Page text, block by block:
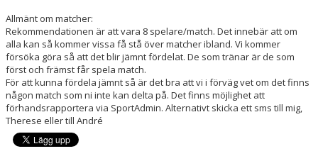
Allmänt om matcher:
Rekommendationen är att vara 8 spelare/match. Det innebär att om
alla kan så kommer vissa få stå över matcher ibland. Vi kommer
försöka göra så att det blir jämnt fördelat. De som tränar är de som
först och främst får spela match.
För att kunna fördela jämnt så är det bra att vi i förväg vet om det finns
någon match som ni inte kan delta på. Det finns möjlighet att
förhandsrapportera via SportAdmin. Alternativt skicka ett sms till mig,
Therese eller till André